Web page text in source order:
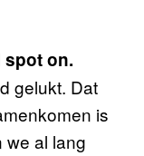
spot on.
gelukt. Dat
is
we al lang